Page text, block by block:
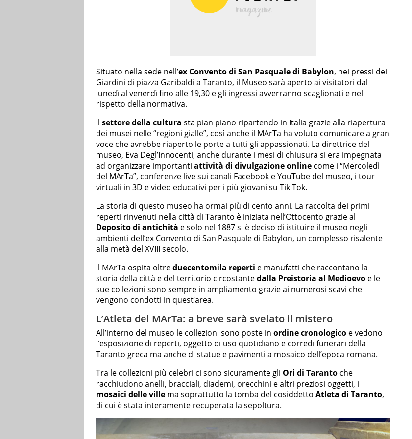
Situato nella sede nell’ex Convento di San Pasquale di Babylon, nei pressi dei
Giardini di piazza Garibaldi a Taranto, il Museo sarà aperto ai visitatori dal
lunedì al venerdì fino alle 19,30 e gli ingressi avverranno scaglionati e nel
rispetto della normativa.
Il settore della cultura sta pian piano ripartendo in Italia grazie alla riapertura
dei musei nelle “regioni gialle”, così anche il MArTa ha voluto comunicare a gran
voce che avrebbe riaperto le porte a tutti gli appassionati. La direttrice del
museo, Eva Degl’Innocenti, anche durante i mesi di chiusura si era impegnata
ad organizzare importanti attività di divulgazione online come i “Mercoledì
del MArTa”, conferenze live sui canali Facebook e YouTube del museo, i tour
virtuali in 3D e video educativi per i più giovani su Tik Tok.
La storia di questo museo ha ormai più di cento anni. La raccolta dei primi
reperti rinvenuti nella città di Taranto è iniziata nell’Ottocento grazie al
Deposito di antichità e solo nel 1887 si è deciso di istituire il museo negli
ambienti dell’ex Convento di San Pasquale di Babylon, un complesso risalente
alla metà del XVIII secolo.
Il MArTa ospita oltreduecentomila reperti e manufatti che raccontano la
storia della città e del territorio circostantedalla Preistoria al Medioevo e le
sue collezioni sono sempre in ampliamento grazie ai numerosi scavi che
vengono condotti in quest’area.
L’Atleta del MArTa: a breve sarà svelato il mistero
All’interno del museo le collezioni sono poste in ordine cronologico e vedono
l’esposizione di reperti, oggetto di uso quotidiano e corredi funerari della
Taranto greca ma anche di statue e pavimenti a mosaico dell’epoca romana.
Tra le collezioni più celebri ci sono sicuramente gli Ori di Taranto che
racchiudono anelli, bracciali, diademi, orecchini e altri preziosi oggetti, i
mosaici delle ville ma soprattutto la tomba del cosiddetto Atleta di Taranto,
di cui è stata interamente recuperata la sepoltura.